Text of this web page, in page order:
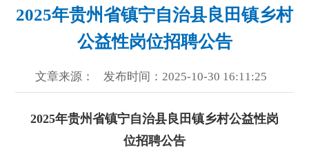
2025年贵州省镇宁自治县良田镇乡村
公益性岗位招聘公告
文章来源： 发布时间：2025-10-30 16:11:25
2025年贵州省镇宁自治县良田镇乡村公益性岗
位招聘公告